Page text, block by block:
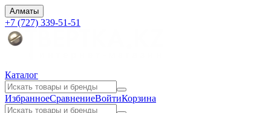
Алматы
+7 (727) 339-51-51
Каталог
ИзбранноеСравнениеВойтиКорзина